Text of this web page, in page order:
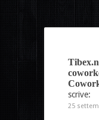
scrive:
25